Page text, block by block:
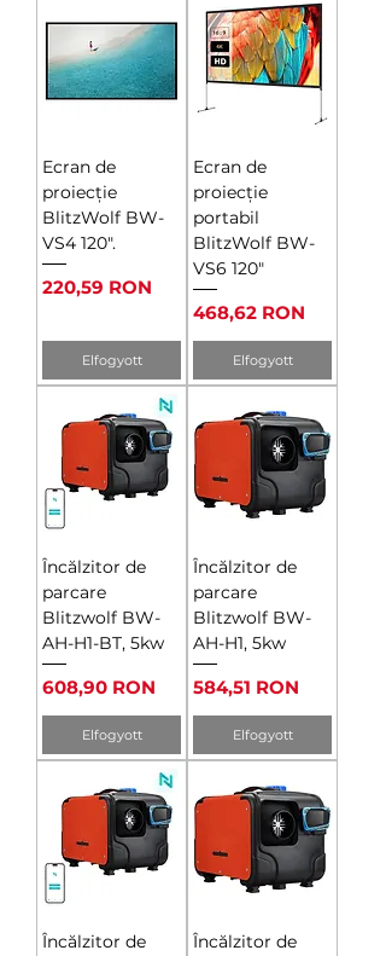
Ecran de
proiecție
BlitzWolf BW-
VS4 120".
Ár
220,59 RON
Elfogyott
Ecran de
proiecție
portabil
BlitzWolf BW-
VS6 120"
Ár
468,62 RON
Elfogyott
Încălzitor de
parcare
Blitzwolf BW-
AH-H1-BT, 5kw
Ár
608,90 RON
Elfogyott
Încălzitor de
parcare
Blitzwolf BW-
AH-H1, 5kw
Ár
584,51 RON
Elfogyott
Încălzitor de
Încălzitor de